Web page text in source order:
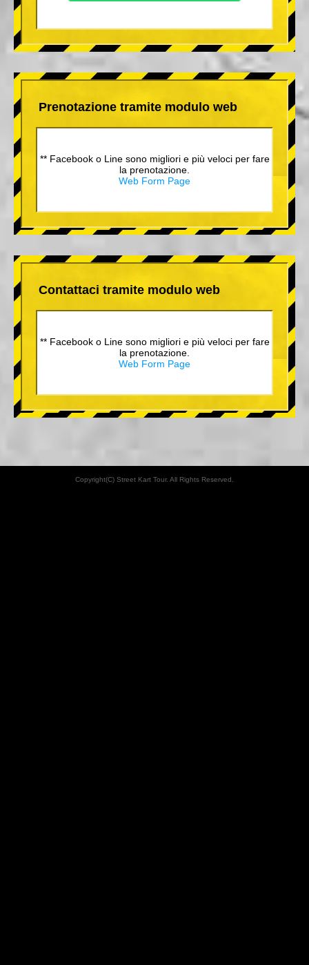
Prenotazione tramite modulo web
** Facebook o Line sono migliori e più veloci per fare
la prenotazione.
Web Form Page
Contattaci tramite modulo web
** Facebook o Line sono migliori e più veloci per fare
la prenotazione.
Web Form Page
Copyright(C) Street Kart Tour. All Rights Reserved.